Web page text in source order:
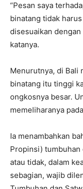
“Pesan saya
binatang tidak
disesuaikan dengan
katanya.
Menurutnya, di Bali
binatang itu tinggi
ongkosnya besar.
memeliharanya
Ia menambahkan
Propinsi) tumbuhan
atau tidak, dalam
sebagian, wajib